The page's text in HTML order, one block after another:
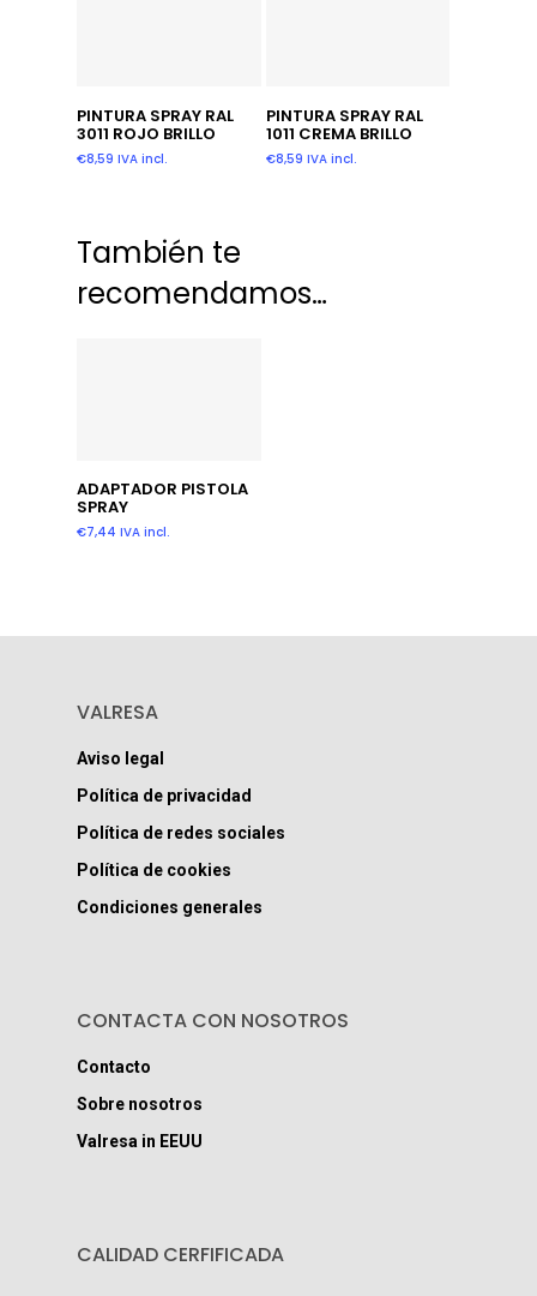
Añadir Al Carrito
PINTURA SPRAY RAL
3011 ROJO BRILLO
€8,59 IVA incl.
Añadir Al Carrito
PINTURA SPRAY RAL
1011 CREMA BRILLO
€8,59 IVA incl.
También te
recomendamos…
Añadir Al Carrito
ADAPTADOR PISTOLA
SPRAY
€7,44 IVA incl.
VALRESA
Aviso legal
Política de privacidad
Política de redes sociales
Política de cookies
Condiciones generales
CONTACTA CON NOSOTROS
Contacto
Sobre nosotros
Valresa in EEUU
CALIDAD CERFIFICADA